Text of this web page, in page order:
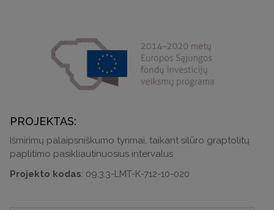
PROJEKTAS:
Išmirimų palaipsniškumo tyrimai, taikant silūro graptolitų
paplitimo pasikliautinuosius intervalus
Projekto kodas: 09.3.3-LMT-K-712-10-020